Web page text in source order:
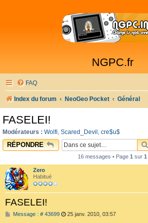
NGPC.fr
FAQ
Index du forum NeoGeo Pocket Général
FASELEI!
Modérateurs : Wolfi, Scared_Devil , cre$u$
RÉPONDRE
16 messages • Page 1 sur 1
Zero
Habitué
FASELEI!
Message : # 43699M 25 janv. 2010, 03:57